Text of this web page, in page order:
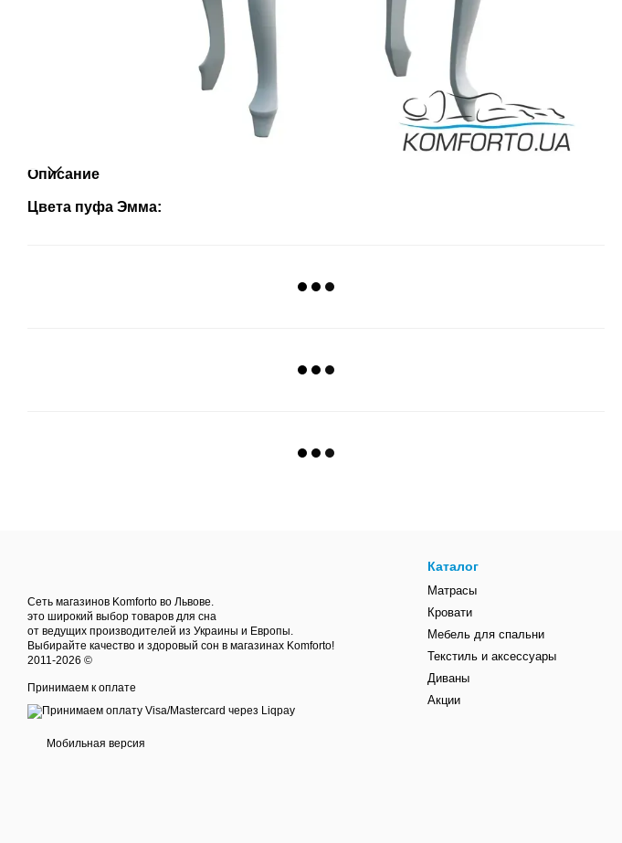
Описание
Цвета пуфа Эмма:
Сеть магазинов Komforto во Львове.
это широкий выбор товаров для сна
от ведущих производителей из Украины и Европы.
Выбирайте качество и здоровый сон в магазинах Komforto!
2011-2026 ©
Принимаем к оплате
Мобильная версия
Каталог
Матрасы
Кровати
Мебель для спальни
Текстиль и аксессуары
Диваны
Акции